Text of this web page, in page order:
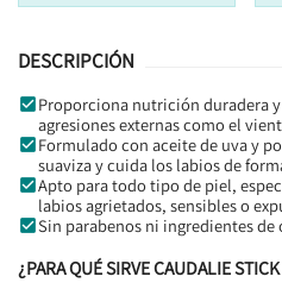
DESCRIPCIÓN
Proporciona nutrición duradera
agresiones externas como el
Formulado con aceite de uva y
suaviza y cuida los labios de
Apto para todo tipo de piel,
labios agrietados, sensibles o
Sin parabenos ni ingredientes de
¿PARA QUÉ SIRVE CAUDALIE